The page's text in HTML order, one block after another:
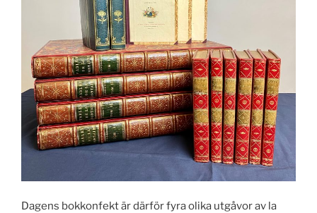
Dagens bokkonfekt är därför fyra olika utgåvor av la